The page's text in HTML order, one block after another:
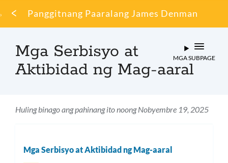
MumoPanggitnang Paaralang James Denman
Mga Serbisyo at
Aktibidad ng Mag-aaral
MGA SUBPAGE
Huling binago ang pahinang ito noong Nobyembre 19, 2025
Mga Serbisyo at Aktibidad ng Mag-aaral